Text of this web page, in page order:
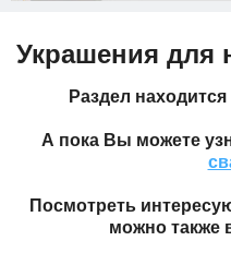
Украшения для
Раздел
А пока Вы можете
Посмотреть
можно также